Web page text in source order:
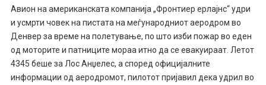
Авион на американската компанија „Фронтиер ерлајнс“ удри
и усмрти човек на пистата на меѓународниот аеродром во
Денвер за време на полетување, по што изби пожар во еден
од моторите и патниците мораа итно да се евакуираат. Летот
4345 беше за Лос Анџелес, а според официјалните
информации од аеродромот, пилотот пријавил дека удрил во